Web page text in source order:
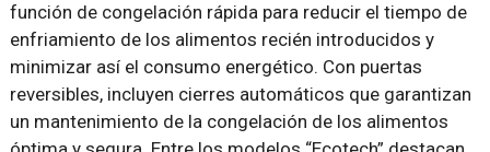
función de congelación rápida para reducir el tiempo de
enfriamiento de los alimentos recién introducidos y
minimizar así el consumo energético. Con puertas
reversibles, incluyen cierres automáticos que garantizan
un mantenimiento de la congelación de los alimentos